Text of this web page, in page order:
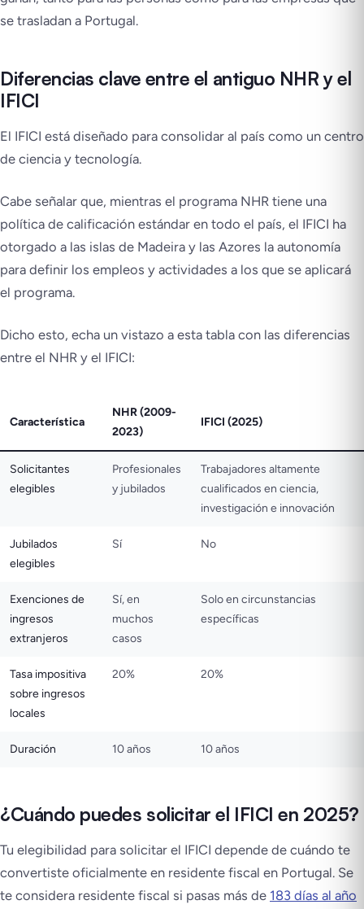
se trasladan a Portugal.
Diferencias clave entre el antiguo NHR y el
IFICI
El IFICI está diseñado para consolidar al país como un centro
de ciencia y tecnología.
Cabe señalar que, mientras el programa NHR tiene una
política de calificación estándar en todo el país, el IFICI ha
otorgado a las islas de Madeira y las Azores la autonomía
para definir los empleos y actividades a los que se aplicará
el programa.
Dicho esto, echa un vistazo a esta tabla con las diferencias
entre el NHR y el IFICI:
Característica
NHR (2009-
2023)
IFICI (2025)
Solicitantes
elegibles
Profesionales
y jubilados
Trabajadores altamente
cualificados en ciencia,
investigación e innovación
Jubilados
elegibles
Sí No
Exenciones de
ingresos
extranjeros
Sí, en
muchos
casos
Solo en circunstancias
específicas
Tasa impositiva
sobre ingresos
locales
20% 20%
Duración 10 años 10 años
¿Cuándo puedes solicitar el IFICI en 2025?
Tu elegibilidad para solicitar el IFICI depende de cuándo te
convertiste oficialmente en residente fiscal en Portugal. Se
te considera residente fiscal si pasas más de 183 días al año